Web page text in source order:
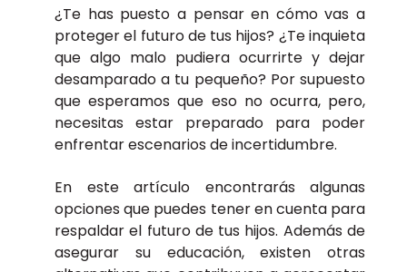
¿Te has puesto a pensar en cómo vas a
proteger el futuro de tus hijos? ¿Te inquieta
que algo malo pudiera ocurrirte y dejar
desamparado a tu pequeño? Por supuesto
que esperamos que eso no ocurra, pero,
necesitas estar preparado para poder
enfrentar escenarios de incertidumbre.
En este artículo encontrarás algunas
opciones que puedes tener en cuenta para
respaldar el futuro de tus hijos. Además de
asegurar su educación, existen otras